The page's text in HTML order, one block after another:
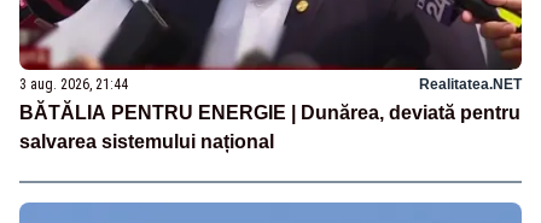
3 aug. 2026, 21:44 Realitatea.NET
BĂTĂLIA PENTRU ENERGIE | Dunărea, deviată pentru
salvarea sistemului național